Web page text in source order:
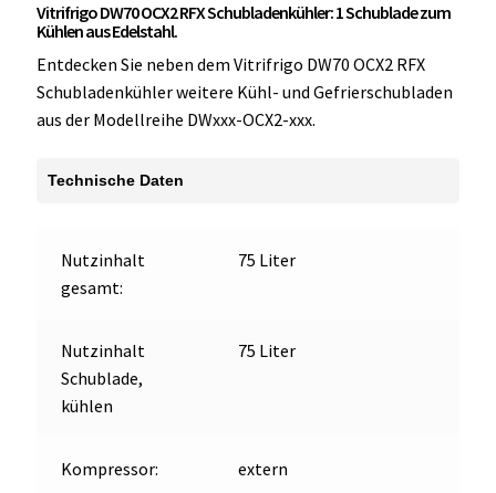
Kühl
Schublade
Edelstahl
75
Liter
Vitrifrigo DW70 OCX2 RFX Schubladenkühler: 1 Schublade zum
Kühlen aus Edelstahl.
Entdecken Sie neben dem Vitrifrigo DW70 OCX2 RFX
Schubladenkühler weitere Kühl- und Gefrierschubladen
aus der Modellreihe DWxxx-OCX2-xxx.
Technische Daten
Nutzinhalt
gesamt:
75 Liter
Nutzinhalt
Schublade,
kühlen
75 Liter
Kompressor: extern